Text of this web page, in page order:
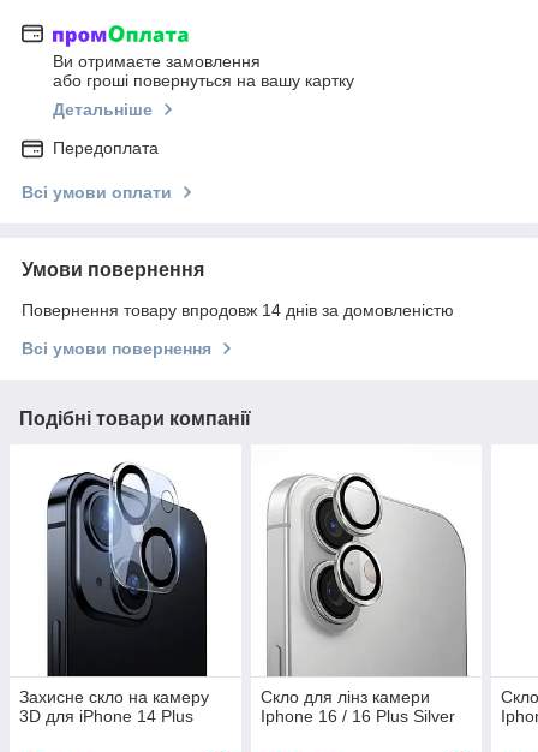
Ви отримаєте замовлення
або гроші повернуться на вашу картку
Детальніше
Передоплата
Всі умови оплати
Умови повернення
Повернення товару впродовж 14 днів за домовленістю
Всі умови повернення
Подібні товари компанії
Захисне скло на камеру
3D для iPhone 14 Plus
Скло для лінз камери
Iphone 16 / 16 Plus Silver